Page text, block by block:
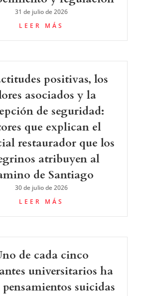
31 de julio de 2026
LEER MÁS
positivas, los
asociados y la
de seguridad:
que explican el
restaurador que los
atribuyen al
de Santiago
30 de julio de 2026
LEER MÁS
de cada cinco
universitarios ha
suicidas